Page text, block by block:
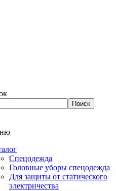
Спецодежда
Головные уборы спецодежда
Для защиты от статического
электричества